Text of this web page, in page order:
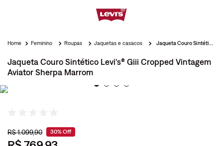
Feminino Roupas Jaquetas e casacos
Jaqueta Couro Sintético Levi's® Giii Cropped Vintagem
Aviator Sherpa Marrom
R$1.099,90 30% Off